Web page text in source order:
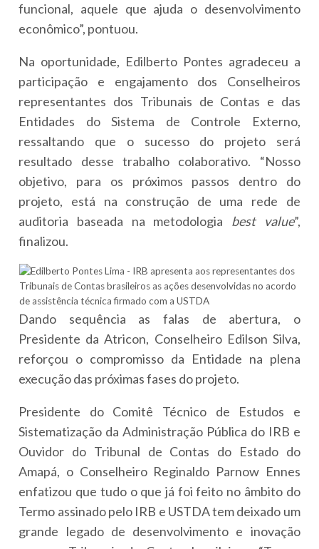
funcional, aquele que ajuda o desenvolvimento
econômico”, pontuou.
Na oportunidade, Edilberto Pontes agradeceu a
participação e engajamento dos Conselheiros
representantes dos Tribunais de Contas e das
Entidades do Sistema de Controle Externo,
ressaltando que o sucesso do projeto será
resultado desse trabalho colaborativo. “Nosso
objetivo, para os próximos passos dentro do
projeto, está na construção de uma rede de
auditoria baseada na metodologia best value”,
finalizou.
Dando sequência as falas de abertura, o
Presidente da Atricon, Conselheiro Edilson Silva,
reforçou o compromisso da Entidade na plena
execução das próximas fases do projeto.
Presidente do Comitê Técnico de Estudos e
Sistematização da Administração Pública do IRB e
Ouvidor do Tribunal de Contas do Estado do
Amapá, o Conselheiro Reginaldo Parnow Ennes
enfatizou que tudo o que já foi feito no âmbito do
Termo assinado pelo IRB e USTDA tem deixado um
grande legado de desenvolvimento e inovação